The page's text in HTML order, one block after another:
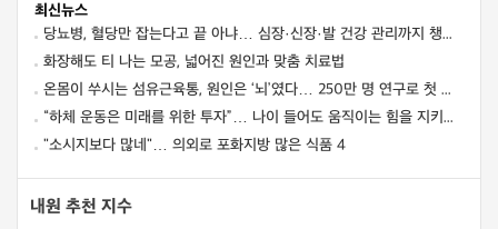
최신뉴스
당뇨병, 혈당만 잡는다고 끝 아냐… 심장·신장·발 건강 관리까지 챙겨야
화장해도 티 나는 모공, 넓어진 원인과 맞춤 치료법
온몸이 쑤시는 섬유근육통, 원인은 ‘뇌’였다… 250만 명 연구로 첫 입증
“하체 운동은 미래를 위한 투자”… 나이 들어도 움직이는 힘을 지키려면? ⑦ [평생운동연구소]
"소시지보다 많네"… 의외로 포화지방 많은 식품 4
내원 추천 지수